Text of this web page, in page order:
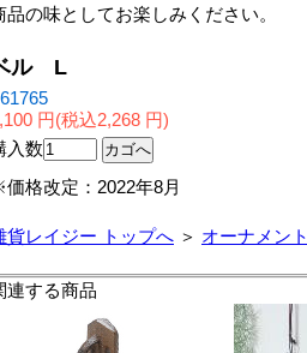
品の味としてお楽しみください。
ル L
円(税込2,268 円)
入数
格改定：2022年8月
貨レイジー トップへ ＞ オーナメント
連する商品